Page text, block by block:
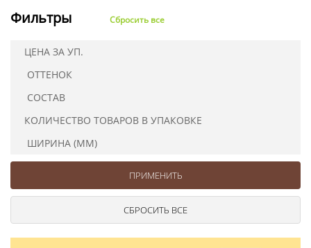
Фильтры Сбросить все
ЦЕНА ЗА УП.
ОТТЕНОК
СОСТАВ
КОЛИЧЕСТВО ТОВАРОВ В УПАКОВКЕ
ШИРИНА (ММ)